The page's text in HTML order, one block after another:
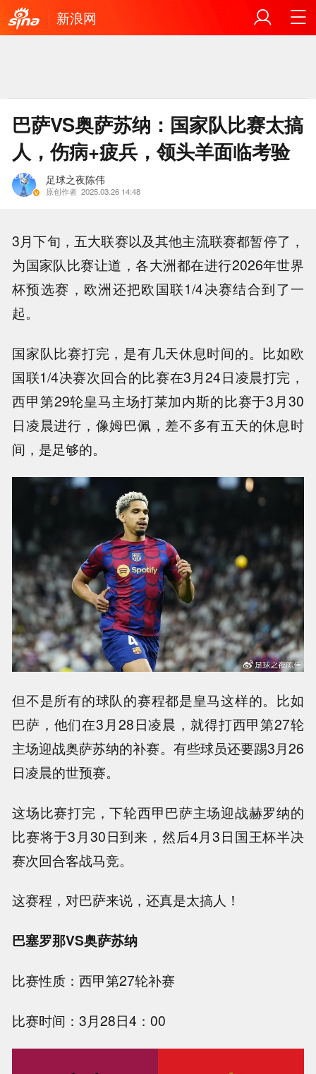
新浪网
巴萨VS奥萨苏纳：国家队比赛太搞
人，伤病+疲兵，领头羊面临考验
足球之夜陈伟
原创作者 2025.03.26 14:48
3月下旬，五大联赛以及其他主流联赛都暂停了，
为国家队比赛让道，各大洲都在进行2026年世界
杯预选赛，欧洲还把欧国联1/4决赛结合到了一
起。
国家队比赛打完，是有几天休息时间的。比如欧
国联1/4决赛次回合的比赛在3月24日凌晨打完，
西甲第29轮皇马主场打莱加内斯的比赛于3月30
日凌晨进行，像姆巴佩，差不多有五天的休息时
间，是足够的。
但不是所有的球队的赛程都是皇马这样的。比如
巴萨，他们在3月28日凌晨，就得打西甲第27轮
主场迎战奥萨苏纳的补赛。有些球员还要踢3月26
日凌晨的世预赛。
这场比赛打完，下轮西甲巴萨主场迎战赫罗纳的
比赛将于3月30日到来，然后4月3日国王杯半决
赛次回合客战马竞。
这赛程，对巴萨来说，还真是太搞人！
巴塞罗那VS奥萨苏纳
比赛性质：西甲第27轮补赛
比赛时间：3月28日4：00